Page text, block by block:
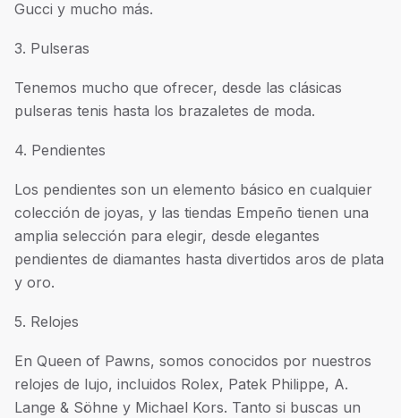
Gucci y mucho más.
3. Pulseras
Tenemos mucho que ofrecer, desde las clásicas
pulseras tenis hasta los brazaletes de moda.
4. Pendientes
Los pendientes son un elemento básico en cualquier
colección de joyas, y las tiendas Empeño tienen una
amplia selección para elegir, desde elegantes
pendientes de diamantes hasta divertidos aros de plata
y oro.
5. Relojes
En Queen of Pawns, somos conocidos por nuestros
relojes de lujo, incluidos Rolex, Patek Philippe, A.
Lange & Söhne y Michael Kors. Tanto si buscas un